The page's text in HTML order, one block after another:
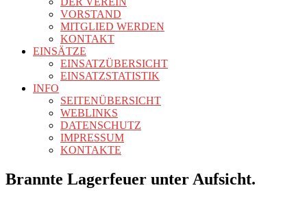
VORSTAND
MITGLIED WERDEN
KONTAKT
EINSÄTZE
EINSATZÜBERSICHT
EINSATZSTATISTIK
INFO
SEITENÜBERSICHT
WEBLINKS
DATENSCHUTZ
IMPRESSUM
KONTAKTE
Brannte Lagerfeuer unter Aufsicht.